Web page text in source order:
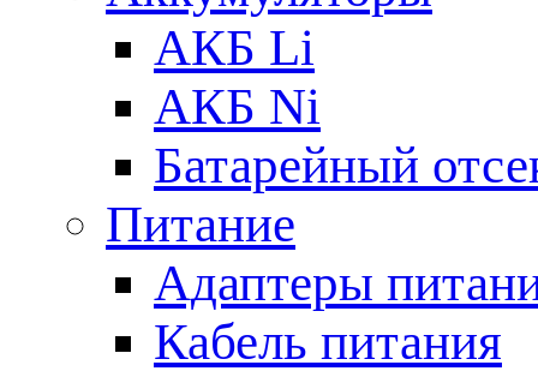
АКБ Li
АКБ Ni
Батарейный
Питание
Адаптеры
Кабель питания